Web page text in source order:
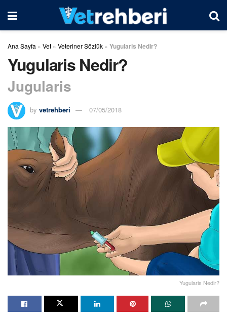
Ana Sayfa » Vet » Veteriner Sözlük » Yugularis Nedir?
Yugularis Nedir?
Jugularis
by vetrehberi 07/05/2018
Yugularis Nedir?